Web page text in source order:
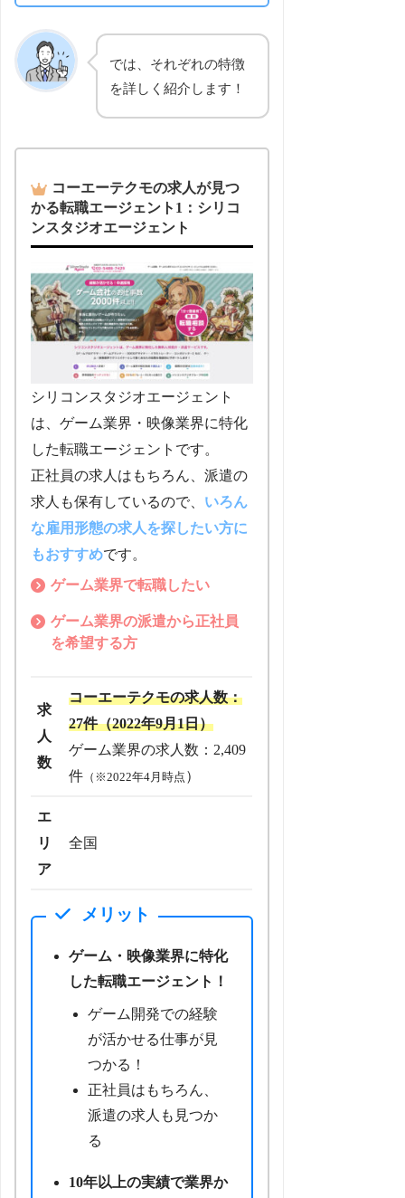
では、それぞれの特徴
を詳しく紹介します！
コーエーテクモの求人が見つ
かる転職エージェント1：シリコ
ンスタジオエージェント
シリコンスタジオエージェント
は、ゲーム業界・映像業界に特化
した転職エージェントです。
正社員の求人はもちろん、派遣の
求人も保有しているので、 いろん
な雇用形態の求人を探したい方に
もおすすめです。
ゲーム業界で転職したい
ゲーム業界の派遣から正社員
を希望する方
求
人
数
コーエーテクモの求人数：
27件（2022年9月1日）
ゲーム業界の求人数：2,409
件 （※2022年4月時点 ）
エ
リ
ア
全国
メリット
ゲーム・映像業界に特化
した転職エージェント！
ゲーム開発での経験
が活かせる仕事が見
つかる！
正社員はもちろん、
派遣の求人も見つか
る
10年以上の実績で業界か